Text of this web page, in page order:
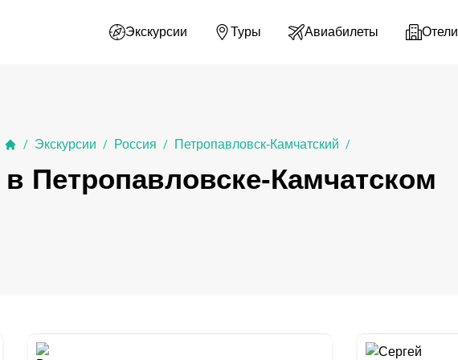
Экскурсии Туры Авиабилеты Отели
/ Экскурсии / Россия / Петропавловск-Камчатский /
Петропавловске-Камчатском